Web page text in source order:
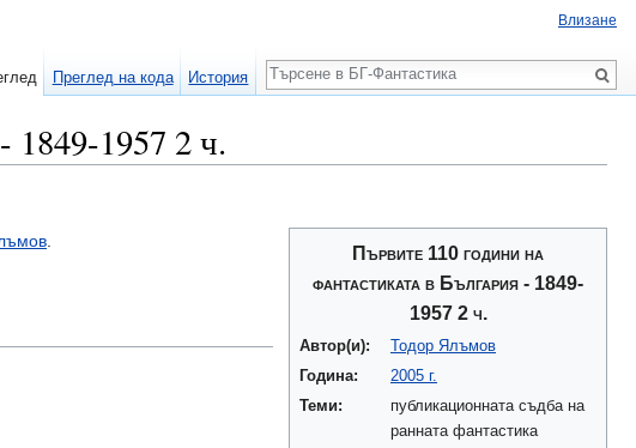
1849-1957 2 ч.
Първите 110 години на
фантастиката в България - 1849-
1957 2 ч.
Автор(и):
Тодор Ялъмов
Година:
2005 г.
Теми:
публикационната съдба на
ранната фантастика
Влизане
Преглед на кода История
Търсене